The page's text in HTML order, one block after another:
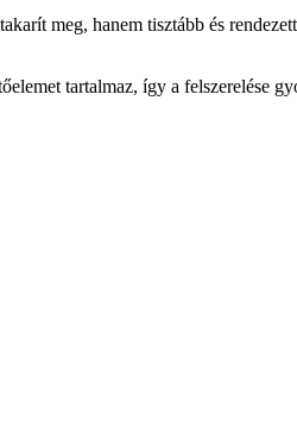
meg, hanem tisztább és
tartalmaz, így a felszerelése